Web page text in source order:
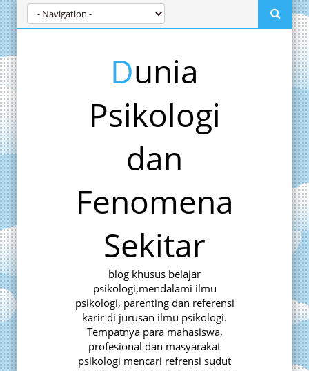
Dunia
Psikologi
dan
Fenomena
Sekitar
blog khusus belajar
psikologi,mendalami ilmu
psikologi, parenting dan referensi
karir di jurusan ilmu psikologi.
Tempatnya para mahasiswa,
profesional dan masyarakat
psikologi mencari refrensi sudut